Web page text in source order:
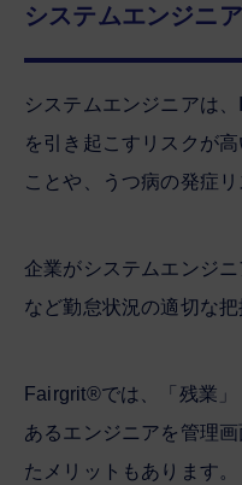
システムエンジニ
システムエンジニアは
を引き起こすリスクが
ことや、うつ病の発症
企業がシステムエンジ
など勤怠状況の適切な
Fairgrit®では、「残業
あるエンジニアを管理
たメリットもあります。